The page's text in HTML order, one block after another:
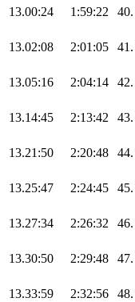
13.00:24 1:59:22 40.
13.02:08 2:01:05 41.
13.05:16 2:04:14 42.
13.14:45 2:13:42 43.
13.21:50 2:20:48 44.
13.25:47 2:24:45 45.
13.27:34 2:26:32 46.
13.30:50 2:29:48 47.
13.33:59 2:32:56 48.